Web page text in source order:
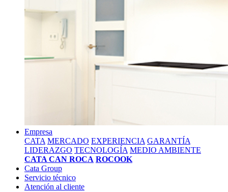
Empresa
CATA MERCADO EXPERIENCIA GARANTÍA
LIDERAZGO TECNOLOGÍA MEDIO AMBIENTE
CATA CAN ROCA ROCOOK
Cata Group
Servicio técnico
Atención al cliente